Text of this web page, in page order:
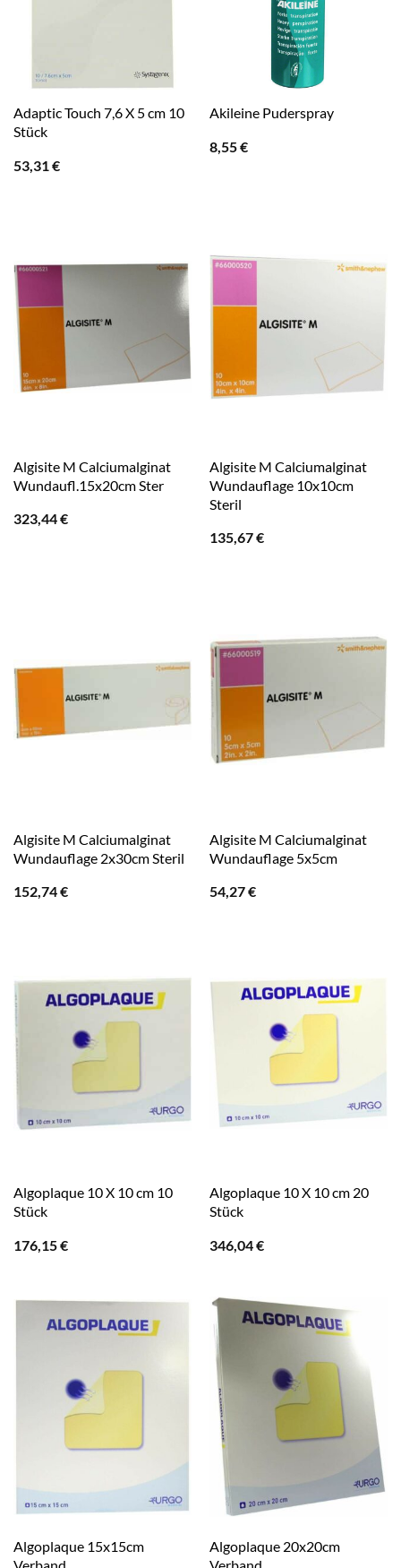
Adaptic Touch 7,6 X 5 cm 10
Stück
53,31 €
Akileine Puderspray
8,55€
Algisite M Calciumalginat
Wundaufl.15x20cm Ster
323,44€
Algisite M Calciumalginat
Wundauflage 10x10cm
Steril
135,67€
Algisite M Calciumalginat
Wundauflage 2x30cm Steril
152,74€
Algisite M Calciumalginat
Wundauflage 5x5cm
54,27€
Algoplaque 10 X 10 cm 10
Stück
176,15€
Algoplaque 10 X 10 cm 20
Stück
346,04€
Algoplaque 15x15cm
Algoplaque 20x20cm